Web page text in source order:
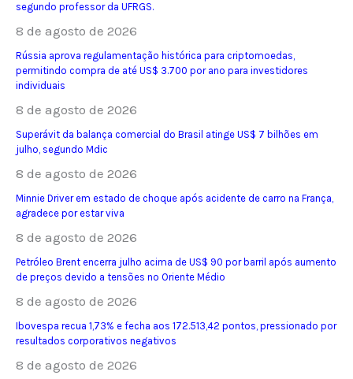
segundo professor da UFRGS.
8 de agosto de 2026
Rússia aprova regulamentação histórica para criptomoedas,
permitindo compra de até US$ 3.700 por ano para investidores
individuais
8 de agosto de 2026
Superávit da balança comercial do Brasil atinge US$ 7 bilhões em
julho, segundo Mdic
8 de agosto de 2026
Minnie Driver em estado de choque após acidente de carro na França,
agradece por estar viva
8 de agosto de 2026
Petróleo Brent encerra julho acima de US$ 90 por barril após aumento
de preços devido a tensões no Oriente Médio
8 de agosto de 2026
Ibovespa recua 1,73% e fecha aos 172.513,42 pontos, pressionado por
resultados corporativos negativos
8 de agosto de 2026